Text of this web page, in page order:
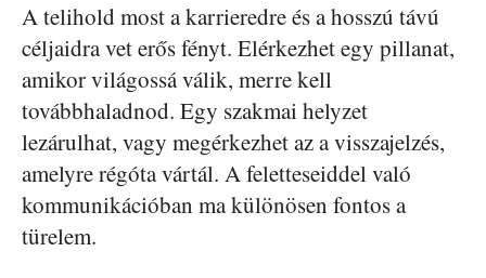
A telihold most a karrieredre és a hosszú távú
céljaidra vet erős fényt. Elérkezhet egy pillanat,
amikor világossá válik, merre kell
továbbhaladnod. Egy szakmai helyzet
lezárulhat, vagy megérkezhet az a visszajelzés,
amelyre régóta vártál. A feletteseiddel való
kommunikációban ma különösen fontos a
türelem.